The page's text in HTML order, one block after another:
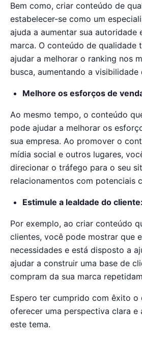
Bem como, criar conteúdo de
estabelecer-se como um
ajuda a aumentar sua autoridade
marca. O conteúdo de qualidade
ajudar a melhorar o ranking nos
busca, aumentando a visibilidade
Melhore os esforços de
Ao mesmo tempo, o conteúdo
pode ajudar a melhorar os
sua empresa. Ao promover o
mídia social e outros lugares,
direcionar o tráfego para o seu
relacionamentos com potenciais
Estimule a lealdade do cliente:
Por exemplo, ao criar conteúdo
clientes, você pode mostrar que
necessidades e está disposto a
ajudar a construir uma base de
compram da sua marca
Espero ter cumprido com êxito o
oferecer uma perspectiva clara e
este tema.